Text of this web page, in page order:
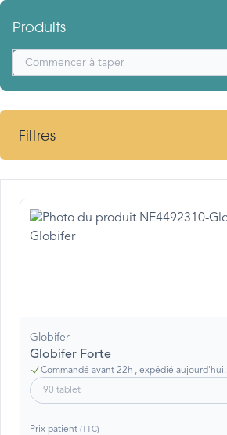
Produits
Filtres
Globifer
Globifer Forte
Commandé avant 22h , expédié aujourd'hui.
90 tablet
Prix patient (TTC)